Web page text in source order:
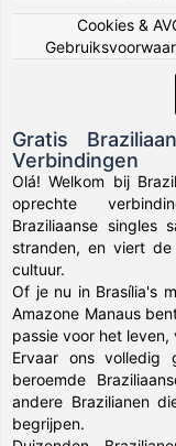
Cookies &
Gratis
Verbindingen
Olá! Welkom bij
oprechte
Braziliaanse singles
stranden, en viert
cultuur.
Of je nu in Brasília's
Amazone Manaus
passie voor het
Ervaar ons
beroemde
andere Brazilianen
begrijpen.